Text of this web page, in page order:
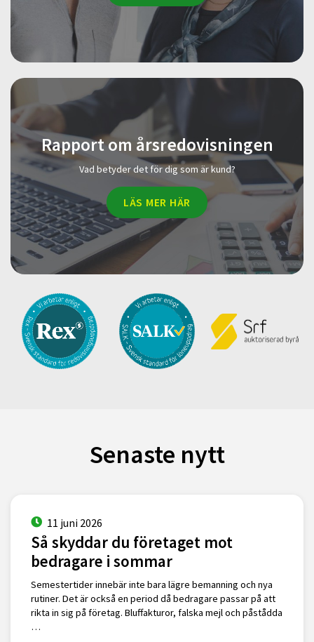
Rapport om årsredovisningen
Vad betyder det för dig som är kund?
LÄS MER HÄR
Senaste nytt
11 juni 2026
Så skyddar du företaget mot
bedragare i sommar
Semestertider innebär inte bara lägre bemanning och nya
rutiner. Det är också en period då bedragare passar på att
rikta in sig på företag. Bluffakturor, falska mejl och påstådda
…